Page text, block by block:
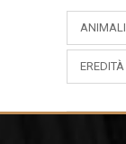
ANIMALI
EREDITÀ